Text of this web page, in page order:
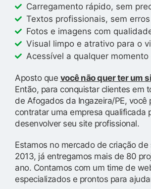
Carregamento rápido, sem
Textos profissionais, sem
Fotos e imagens com
Visual limpo e atrativo para o
Acessível a qualquer
Aposto que você não quer ter um
Então, para conquistar clientes em
de Afogados da Ingazeira/PE, você
contratar uma empresa qualificada
desenvolver seu site profissional.
Estamos no mercado de criação
2013, já entregamos mais de 80
ano. Contamos com um time de
especializados e prontos para